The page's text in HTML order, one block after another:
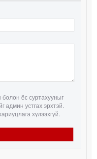
болон ёс суртахууныг
админ устгах эрхтэй.
хүлээхгүй.